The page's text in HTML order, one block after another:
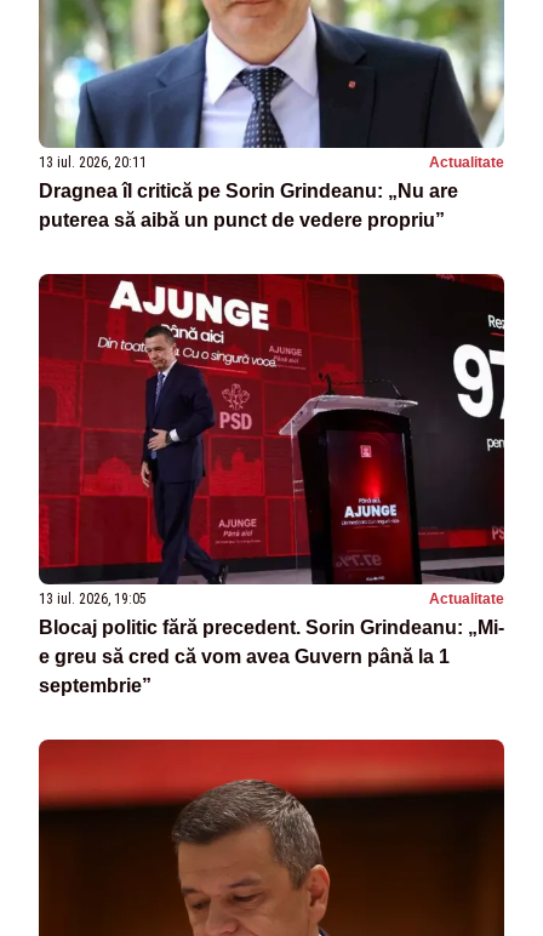
13 iul. 2026, 20:11 Actualitate
Dragnea îl critică pe Sorin Grindeanu: „Nu are
puterea să aibă un punct de vedere propriu”
13 iul. 2026, 19:05 Actualitate
Blocaj politic fără precedent. Sorin Grindeanu: „Mi-
e greu să cred că vom avea Guvern până la 1
septembrie”